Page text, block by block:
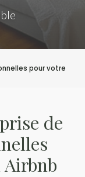
pour votre
de